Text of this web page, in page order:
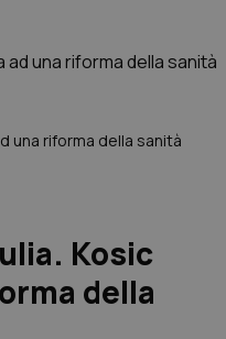
una riforma della sanità
Kosic
della